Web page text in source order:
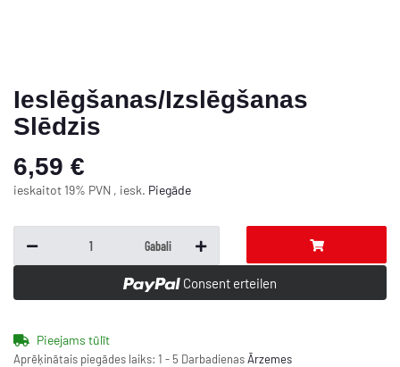
Ieslēgšanas/Izslēgšanas
Slēdzis
6,59 €
ieskaitot 19% PVN , iesk. Piegāde
Gabali
Consent erteilen
Pieejams tūlīt
Aprēķinātais piegādes laiks: 1 - 5 DarbadienasĀrzemes